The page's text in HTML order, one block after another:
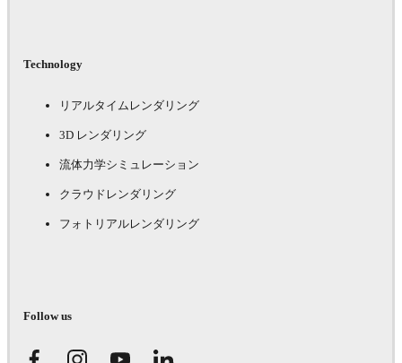
Technology
リアルタイムレンダリング
3D レンダリング
流体力学シミュレーション
クラウドレンダリング
フォトリアルレンダリング
Follow us